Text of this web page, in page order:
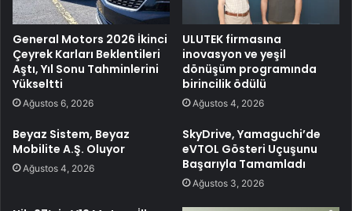
General Motors 2026 İkinci
Çeyrek Karları Beklentileri
Aştı, Yıl Sonu Tahminlerini
Yükseltti
Ağustos 6, 2026
ULUTEK firmasına
inovasyon ve yeşil
dönüşüm programında
birincilik ödülü
Ağustos 4, 2026
Beyaz Sistem, Beyaz
Mobilite A.Ş. Oluyor
Ağustos 4, 2026
SkyDrive, Yamaguchi’de
eVTOL Gösteri Uçuşunu
Başarıyla Tamamladı
Ağustos 3, 2026